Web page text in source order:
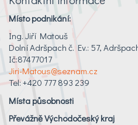
Místo podnikání:
Ing. Jiří Matouš
Dolní Adršpach č. Ev.: 57,
Ič:87477017
Jiri-Matous@seznam.cz
Tel: +420 777 893 239
Místa působnosti
Převážně Východočeský kraj